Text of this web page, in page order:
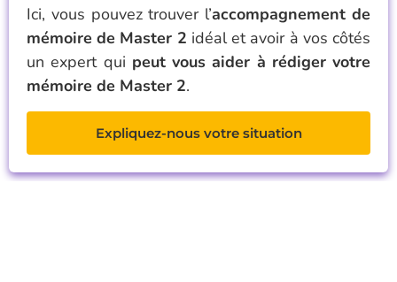
Ici, vous pouvez trouver l’accompagnement de
mémoire de Master 2 idéal et avoir à vos côtés
un expert qui peut vous aider à rédiger votre
mémoire de Master 2.
Expliquez-nous votre situation